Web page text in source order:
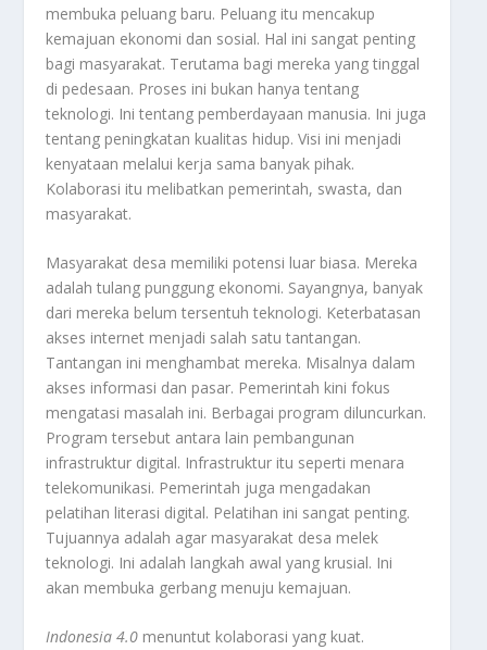
membuka peluang baru. Peluang itu mencakup
kemajuan ekonomi dan sosial. Hal ini sangat penting
bagi masyarakat. Terutama bagi mereka yang tinggal
di pedesaan. Proses ini bukan hanya tentang
teknologi. Ini tentang pemberdayaan manusia. Ini juga
tentang peningkatan kualitas hidup. Visi ini menjadi
kenyataan melalui kerja sama banyak pihak.
Kolaborasi itu melibatkan pemerintah, swasta, dan
masyarakat.
Masyarakat desa memiliki potensi luar biasa. Mereka
adalah tulang punggung ekonomi. Sayangnya, banyak
dari mereka belum tersentuh teknologi. Keterbatasan
akses internet menjadi salah satu tantangan.
Tantangan ini menghambat mereka. Misalnya dalam
akses informasi dan pasar. Pemerintah kini fokus
mengatasi masalah ini. Berbagai program diluncurkan.
Program tersebut antara lain pembangunan
infrastruktur digital. Infrastruktur itu seperti menara
telekomunikasi. Pemerintah juga mengadakan
pelatihan literasi digital. Pelatihan ini sangat penting.
Tujuannya adalah agar masyarakat desa melek
teknologi. Ini adalah langkah awal yang krusial. Ini
akan membuka gerbang menuju kemajuan.
Indonesia 4.0 menuntut kolaborasi yang kuat.